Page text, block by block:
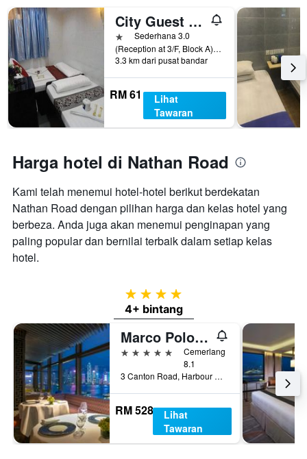
City Guest House
1 bintang
Sederhana 3.0
(Reception at 3/F, Block A)Flat D3, 7 Floor, Block D, Chungking Mansion, 36-44 Nathan Road, Hong Kong, Hong Kong
3.3 km dari pusat bandar
RM 61
Lihat
Tawaran
Harga hotel di Nathan Road
Kami telah menemui hotel-hotel berikut berdekatan
Nathan Road dengan pilihan harga dan kelas hotel yang
berbeza. Anda juga akan menemui penginapan yang
paling popular dan bernilai terbaik dalam setiap kelas
hotel.
4 bintang
4+ bintang
Marco Polo Hongkong Hotel
5 bintang
Cemerlang
8.1
3 Canton Road, Harbour City, Hong Kong, Hong Kong
RM 528
Lihat
Tawaran